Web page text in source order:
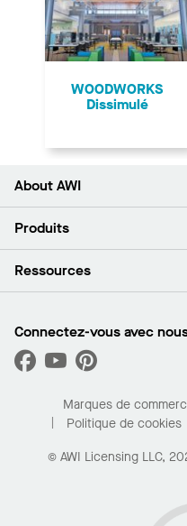
WOODWORKS
Dissimulé
About AWI
À propos de nous
Espace presse
Quelles sont mes options
Produits
Plafonds
Capacités sur mesure
Performance
Ressources
Trouver un distributeur
Trouver un distributeur
Pour la maison
Connectez-vous avec
Marques de
Politique de cookies
© AWI Licensing LLC,